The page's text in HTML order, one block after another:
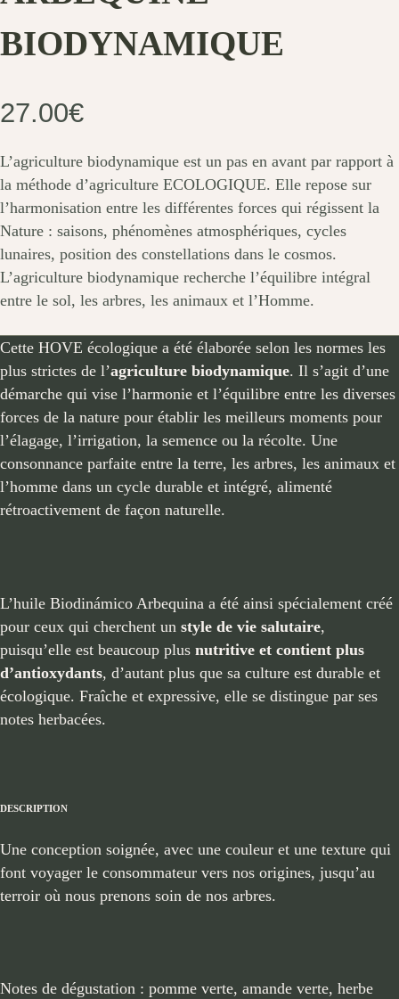
BIODYNAMIQUE
27.00€
L’agriculture biodynamique est un pas en avant par rapport à
la méthode d’agriculture ECOLOGIQUE. Elle repose sur
l’harmonisation entre les différentes forces qui régissent la
Nature : saisons, phénomènes atmosphériques, cycles
lunaires, position des constellations dans le cosmos.
L’agriculture biodynamique recherche l’équilibre intégral
entre le sol, les arbres, les animaux et l’Homme.
Cette HOVE écologique a été élaborée selon les normes les
plus strictes de l’agriculture biodynamique. Il s’agit d’une
démarche qui vise l’harmonie et l’équilibre entre les diverses
forces de la nature pour établir les meilleurs moments pour
l’élagage, l’irrigation, la semence ou la récolte. Une
consonnance parfaite entre la terre, les arbres, les animaux et
l’homme dans un cycle durable et intégré, alimenté
rétroactivement de façon naturelle.
L’huile Biodinámico Arbequina a été ainsi spécialement créé
pour ceux qui cherchent un style de vie salutaire,
puisqu’elle est beaucoup plus nutritive et contient plus
d’antioxydants, d’autant plus que sa culture est durable et
écologique. Fraîche et expressive, elle se distingue par ses
notes herbacées.
DESCRIPTION
Une conception soignée, avec une couleur et une texture qui
font voyager le consommateur vers nos origines, jusqu’au
terroir où nous prenons soin de nos arbres.
Notes de dégustation : pomme verte, amande verte, herbe